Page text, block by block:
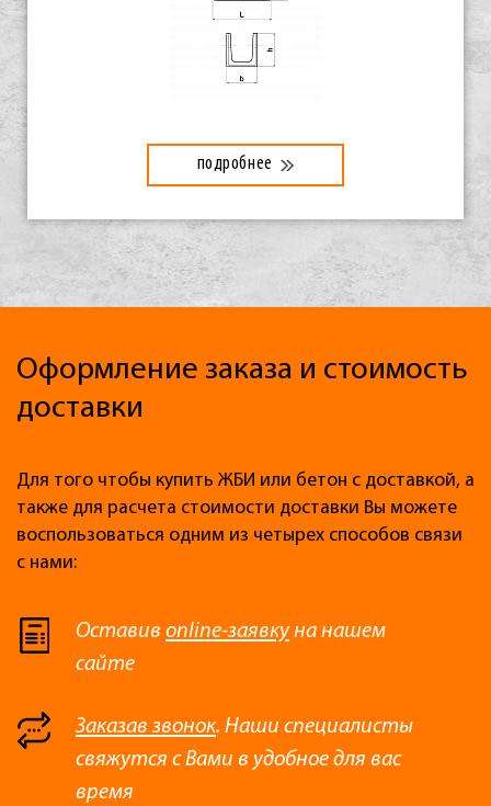
подробнее
Оформление заказа и стоимость
доставки
Для того чтобы купить ЖБИ или бетон с доставкой, а
также для расчета стоимости доставки Вы можете
воспользоваться одним из четырех способов связи
с нами:
Оставив online-заявкуна нашем
сайте
Заказав звонок. Наши специалисты
свяжутся с Вами в удобное для вас
время